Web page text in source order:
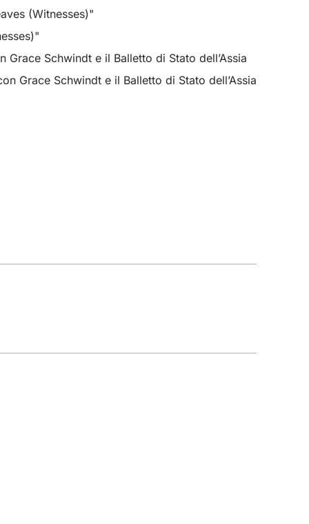
(Witnesses)"
Schwindt e il Balletto di Stato dell’Assia
Grace Schwindt e il Balletto di Stato dell’Assia